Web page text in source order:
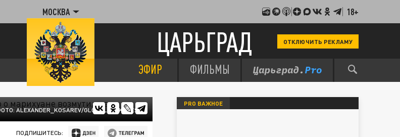
МОСКВА 18+
ЦАРЬГРАД ОТКЛЮЧИТЬ РЕКЛАМУ
ЭФИР ФИЛЬМЫ
ALEXANDER_KOSAREV/GLOBALLOOKPRESS
ПОДПИШИТЕСЬ:
PRO ВАЖНОЕ